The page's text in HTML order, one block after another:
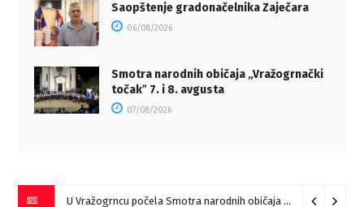
Saopštenje gradonačelnika Zaječara
06/08/2026
Smotra narodnih običaja „Vražogrnački
točakˮ 7. i 8. avgusta
07/08/2026
U Vražogrncu počela Smotra narodnih običaja „Vražogrnački točak“